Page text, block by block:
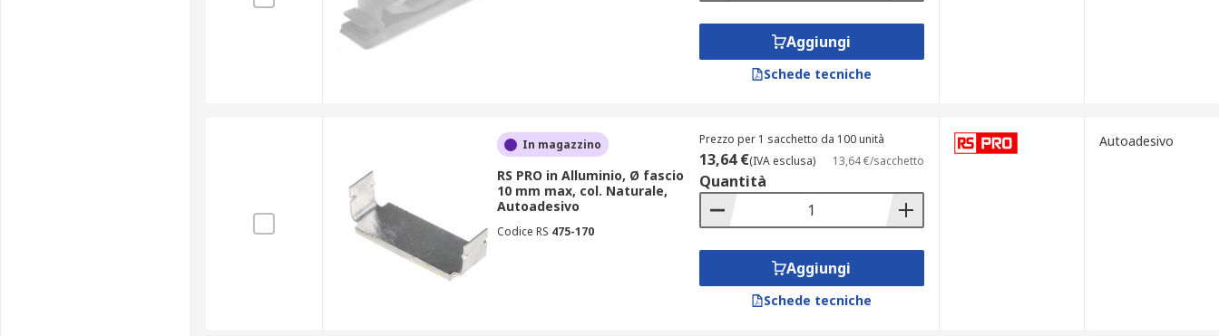
Aggiungi
Schede tecniche
In magazzino
RS PRO in Alluminio, Ø fascio
10 mm max, col. Naturale,
Autoadesivo
Codice RS 475-170
Prezzo per 1 sacchetto da 100 unità
13,64 €(IVA esclusa) 13,64 €/sacchetto
Quantità
Aggiungi
Schede tecniche
Autoadesivo